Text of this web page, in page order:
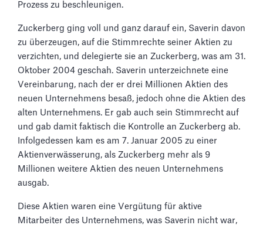
Prozess zu beschleunigen.
Zuckerberg ging voll und ganz darauf ein, Saverin davon
zu überzeugen, auf die Stimmrechte seiner Aktien zu
verzichten, und delegierte sie an Zuckerberg, was am 31.
Oktober 2004 geschah. Saverin unterzeichnete eine
Vereinbarung, nach der er drei Millionen Aktien des
neuen Unternehmens besaß, jedoch ohne die Aktien des
alten Unternehmens. Er gab auch sein Stimmrecht auf
und gab damit faktisch die Kontrolle an Zuckerberg ab.
Infolgedessen kam es am 7. Januar 2005 zu einer
Aktienverwässerung, als Zuckerberg mehr als 9
Millionen weitere Aktien des neuen Unternehmens
ausgab.
Diese Aktien waren eine Vergütung für aktive
Mitarbeiter des Unternehmens, was Saverin nicht war,